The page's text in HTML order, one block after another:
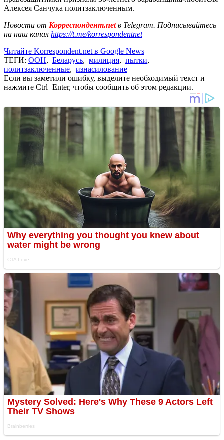
Алексея Санчука политзаключенным.
Новости от Корреспондент.netв Telegram. Подписывайтесь
на наш канал https://t.me/korrespondentnet
Читайте Korrespondent.net в Google News
ТЕГИ: ООН, Беларусь, милиция, пытки,
политзаключенные, изнасилование
Если вы заметили ошибку, выделите необходимый текст и
нажмите Ctrl+Enter, чтобы сообщить об этом редакции.